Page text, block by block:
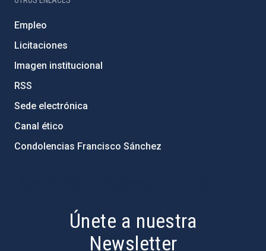
Empleo
Licitaciones
Imagen institucional
RSS
Sede electrónica
Canal ético
Condolencias Francisco Sánchez
Únete a nuestra
Newsletter